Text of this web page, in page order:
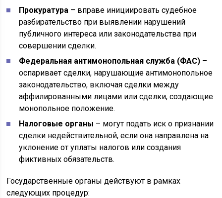
Прокуратура – вправе инициировать судебное
разбирательство при выявлении нарушений
публичного интереса или законодательства при
совершении сделки.
Федеральная антимонопольная служба (ФАС) –
оспаривает сделки, нарушающие антимонопольное
законодательство, включая сделки между
аффилированными лицами или сделки, создающие
монопольное положение.
Налоговые органы – могут подать иск о признании
сделки недействительной, если она направлена на
уклонение от уплаты налогов или создания
фиктивных обязательств.
Государственные органы действуют в рамках
следующих процедур: